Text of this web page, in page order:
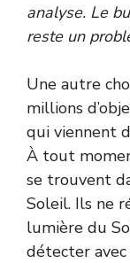
analyse. Le
reste un
Une autre
millions
qui viennent
À tout
se trouvent
Soleil. Ils ne
lumière du
détecter avec